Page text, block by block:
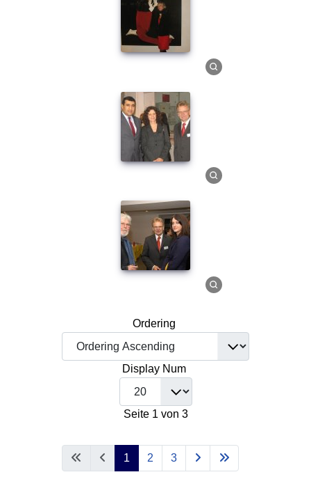
Ordering
Display Num
Seite 1 von 3
1 2 3